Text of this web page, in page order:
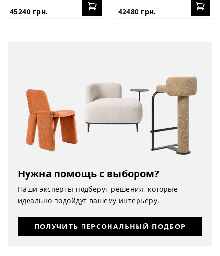
45240 грн. 42480 грн.
Нужна помощь с выбором?
Наши эксперты подберут решения, которые
идеально подойдут вашему интерьеру.
ПОЛУЧИТЬ ПЕРСОНАЛЬНЫЙ ПОДБОР